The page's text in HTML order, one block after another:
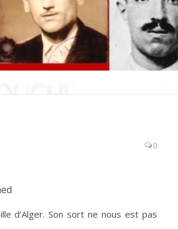
0
d’Alger. Son sort ne nous est pas